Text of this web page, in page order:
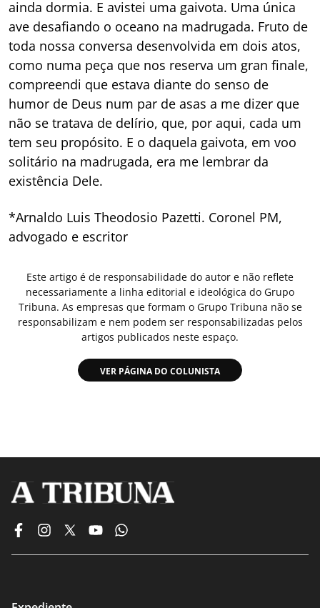
ainda dormia. E avistei uma gaivota. Uma única
ave desafiando o oceano na madrugada. Fruto de
toda nossa conversa desenvolvida em dois atos,
como numa peça que nos reserva um gran finale,
compreendi que estava diante do senso de
humor de Deus num par de asas a me dizer que
não se tratava de delírio, que, por aqui, cada um
tem seu propósito. E o daquela gaivota, em voo
solitário na madrugada, era me lembrar da
existência Dele.
*Arnaldo Luis Theodosio Pazetti. Coronel PM,
advogado e escritor
Este artigo é de responsabilidade do autor e não reflete
necessariamente a linha editorial e ideológica do Grupo
Tribuna. As empresas que formam o Grupo Tribuna não se
responsabilizam e nem podem ser responsabilizadas pelos
artigos publicados neste espaço.
VER PÁGINA DO COLUNISTA